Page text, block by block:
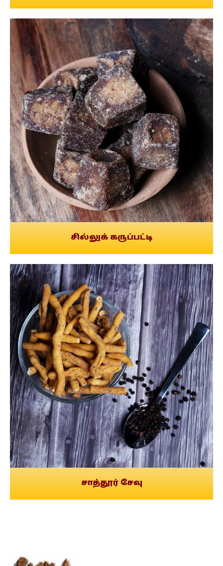
சில்லுக் கருப்பட்டி
சாத்தூர் சேவு